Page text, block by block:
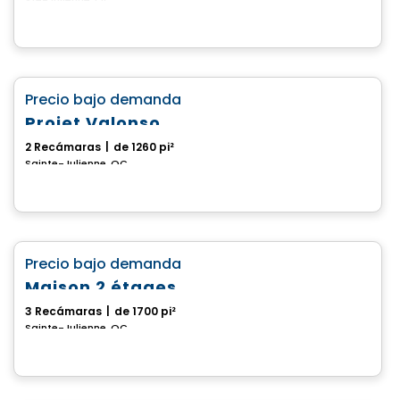
Casa
Precio bajo demanda
Projet Valonso
2 Recámaras de 1260 pi²
Sainte-Julienne, QC
Casa
Precio bajo demanda
Maison 2 étages
3 Recámaras de 1700 pi²
Sainte-Julienne, QC
Casa